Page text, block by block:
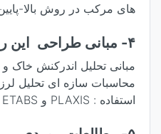
های مرکب در روش بالا-
۴- مبانی طراحی این روش ( بالا-پایین )
مبانی تحلیل اندرکنش خاک
محاسبات سازه ای تحلیل
استفاده : PLAXIS و ETABS